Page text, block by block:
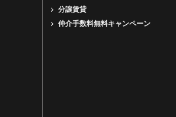
分譲賃貸
仲介手数料無料キャンペーン